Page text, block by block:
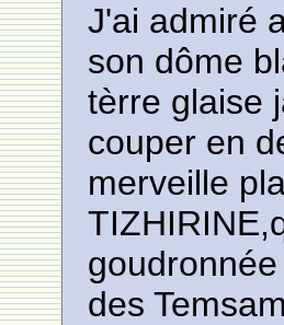
J'ai admiré
son dôme
tèrre glaise
couper en
merveille
des